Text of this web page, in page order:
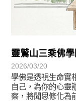
靈鷲山三乘佛
2026/03/20
學佛是透視生命實
自己，為你的心靈
察，將聞思修化為